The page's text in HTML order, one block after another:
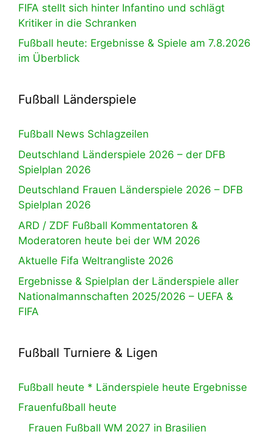
FIFA stellt sich hinter Infantino und schlägt
Kritiker in die Schranken
Fußball heute: Ergebnisse & Spiele am 7.8.2026
im Überblick
Fußball Länderspiele
Fußball News Schlagzeilen
Deutschland Länderspiele 2026 – der DFB
Spielplan 2026
Deutschland Frauen Länderspiele 2026 – DFB
Spielplan 2026
ARD / ZDF Fußball Kommentatoren &
Moderatoren heute bei der WM 2026
Aktuelle Fifa Weltrangliste 2026
Ergebnisse & Spielplan der Länderspiele aller
Nationalmannschaften 2025/2026 – UEFA &
FIFA
Fußball Turniere & Ligen
Fußball heute * Länderspiele heute Ergebnisse
Frauenfußball heute
Frauen Fußball WM 2027 in Brasilien